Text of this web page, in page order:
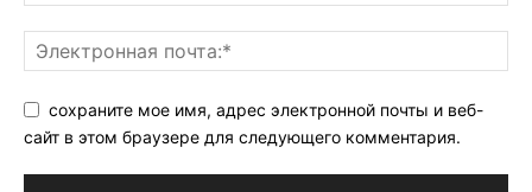
сохраните мое имя, адрес электронной почты и веб-
сайт в этом браузере для следующего комментария.